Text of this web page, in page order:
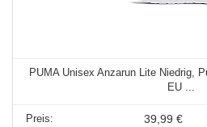
PUMA Unisex Anzarun Lite Niedrig,
EU ...
39,99 €